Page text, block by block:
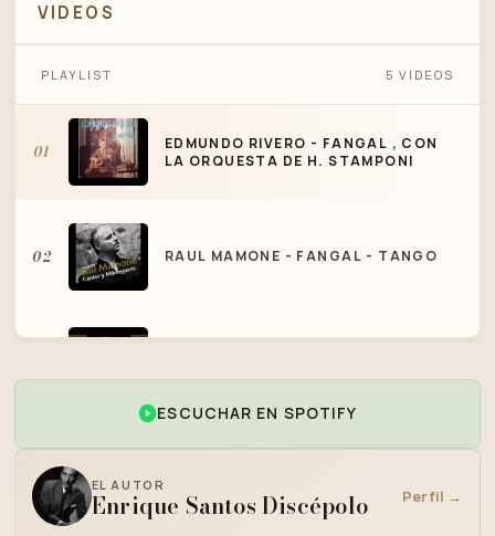
VIDEOS
PLAYLIST 5 VIDEOS
01
EDMUNDO RIVERO - FANGAL , CON
LA ORQUESTA DE H. STAMPONI
02 RAUL MAMONE - FANGAL - TANGO
ESCUCHAR EN SPOTIFY
EL AUTOR
Enrique Santos Discépolo Perfil →